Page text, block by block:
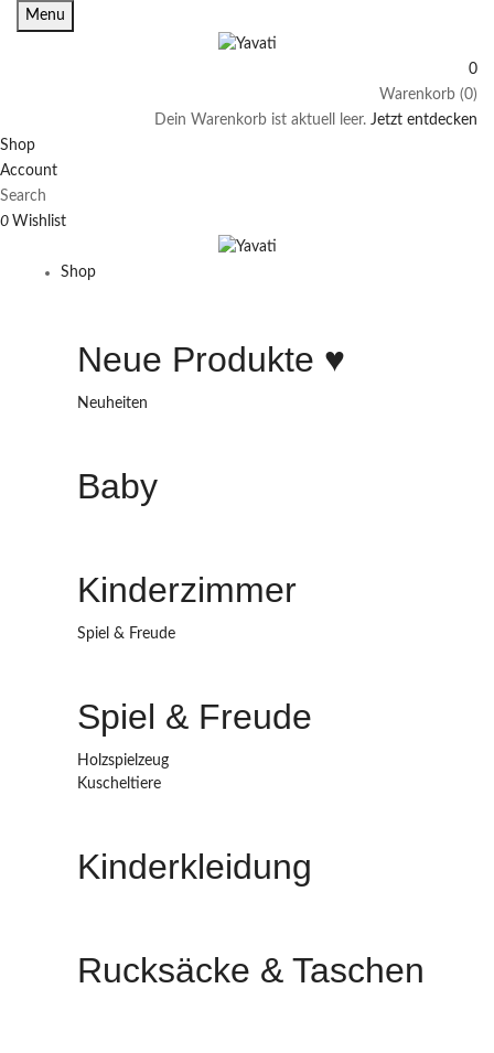
Menu
0
Warenkorb (0)
Dein Warenkorb ist aktuell leer. Jetzt entdecken
Shop
Account
Search
0 Wishlist
Shop
Neue Produkte ♥️
Neuheiten
Baby
Kinderzimmer
Spiel & Freude
Spiel & Freude
Holzspielzeug
Kuscheltiere
Kinderkleidung
Rucksäcke & Taschen